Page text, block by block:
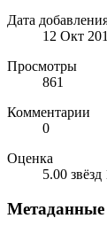
Дата
12 Окт
Просмотры
861
Комментарии
0
Оценка
5.00 звёзд
Метаданные